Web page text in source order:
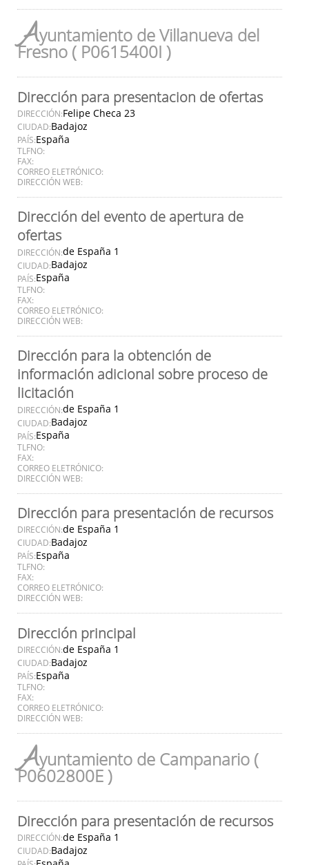
Ayuntamiento de Villanueva del
Fresno ( P0615400I )
Dirección para presentacion de ofertas
DIRECCIÓN:Felipe Checa 23
CIUDAD:Badajoz
PAÍS:España
TLFNO:
FAX:
CORREO ELETRÓNICO:
DIRECCIÓN WEB:
Dirección del evento de apertura de
ofertas
DIRECCIÓN:de España 1
CIUDAD:Badajoz
PAÍS:España
TLFNO:
FAX:
CORREO ELETRÓNICO:
DIRECCIÓN WEB:
Dirección para la obtención de
información adicional sobre proceso de
licitación
DIRECCIÓN:de España 1
CIUDAD:Badajoz
PAÍS:España
TLFNO:
FAX:
CORREO ELETRÓNICO:
DIRECCIÓN WEB:
Dirección para presentación de recursos
DIRECCIÓN:de España 1
CIUDAD:Badajoz
PAÍS:España
TLFNO:
FAX:
CORREO ELETRÓNICO:
DIRECCIÓN WEB:
Dirección principal
DIRECCIÓN:de España 1
CIUDAD:Badajoz
PAÍS:España
TLFNO:
FAX:
CORREO ELETRÓNICO:
DIRECCIÓN WEB:
Ayuntamiento de Campanario (
P0602800E )
Dirección para presentación de recursos
DIRECCIÓN:de España 1
CIUDAD:Badajoz